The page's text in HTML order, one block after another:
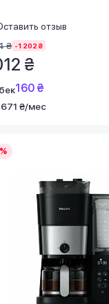
отзыв
₴ -1 202 ₴
₴
160 ₴
671 ₴/мес